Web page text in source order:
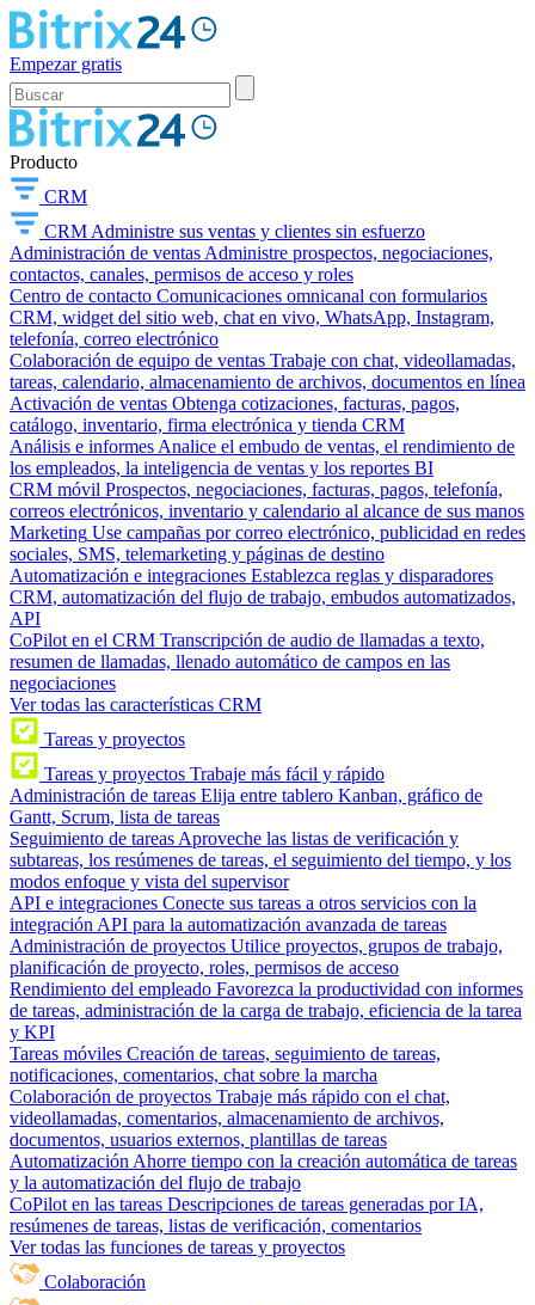
Empezar gratis
Producto
CRM
CRM Administre sus ventas y clientes sin esfuerzo
Administración de ventas Administre prospectos, negociaciones,
contactos, canales, permisos de acceso y roles
Centro de contacto Comunicaciones omnicanal con formularios
CRM, widget del sitio web, chat en vivo, WhatsApp, Instagram,
telefonía, correo electrónico
Colaboración de equipo de ventas Trabaje con chat, videollamadas,
tareas, calendario, almacenamiento de archivos, documentos en línea
Activación de ventas Obtenga cotizaciones, facturas, pagos,
catálogo, inventario, firma electrónica y tienda CRM
Análisis e informes Analice el embudo de ventas, el rendimiento de
los empleados, la inteligencia de ventas y los reportes BI
CRM móvil Prospectos, negociaciones, facturas, pagos, telefonía,
correos electrónicos, inventario y calendario al alcance de sus manos
Marketing Use campañas por correo electrónico, publicidad en redes
sociales, SMS, telemarketing y páginas de destino
Automatización e integraciones Establezca reglas y disparadores
CRM, automatización del flujo de trabajo, embudos automatizados,
API
CoPilot en el CRM Transcripción de audio de llamadas a texto,
resumen de llamadas, llenado automático de campos en las
negociaciones
Ver todas las características CRM
Tareas y proyectos
Tareas y proyectos Trabaje más fácil y rápido
Administración de tareas Elija entre tablero Kanban, gráfico de
Gantt, Scrum, lista de tareas
Seguimiento de tareas Aproveche las listas de verificación y
subtareas, los resúmenes de tareas, el seguimiento del tiempo, y los
modos enfoque y vista del supervisor
API e integraciones Conecte sus tareas a otros servicios con la
integración API para la automatización avanzada de tareas
Administración de proyectos Utilice proyectos, grupos de trabajo,
planificación de proyecto, roles, permisos de acceso
Rendimiento del empleado Favorezca la productividad con informes
de tareas, administración de la carga de trabajo, eficiencia de la tarea
y KPI
Tareas móviles Creación de tareas, seguimiento de tareas,
notificaciones, comentarios, chat sobre la marcha
Colaboración de proyectos Trabaje más rápido con el chat,
videollamadas, comentarios, almacenamiento de archivos,
documentos, usuarios externos, plantillas de tareas
Automatización Ahorre tiempo con la creación automática de tareas
y la automatización del flujo de trabajo
CoPilot en las tareas Descripciones de tareas generadas por IA,
resúmenes de tareas, listas de verificación, comentarios
Ver todas las funciones de tareas y proyectos
Colaboración